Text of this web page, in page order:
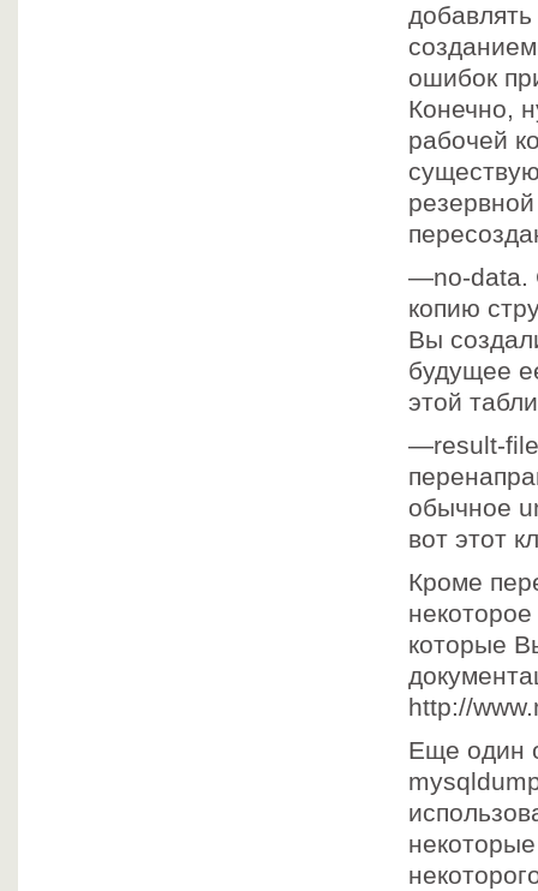
ошибок
Конечно,
рабочей
—no-data.
копию
Вы
будущее
этой
—result-
обычное
вот этот
Кроме
которые
http://
Еще один